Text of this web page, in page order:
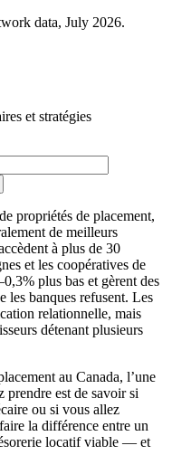
data, July 2026.
et stratégies
propriétés de placement,
de meilleurs
à plus de 30
et les coopératives de
plus bas et gèrent des
les banques refusent. Les
relationnelle, mais
détenant plusieurs
au Canada, l’une
prendre est de savoir si
ou si vous allez
la différence entre un
locatif viable — et